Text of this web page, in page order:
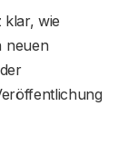
wie
neuen